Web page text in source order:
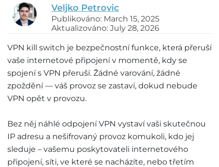
Veljko Petrovic
Publikováno: March 15, 2025
Aktualizováno: July 28, 2026
VPN kill switch je bezpečnostní funkce, která přeruší
vaše internetové připojení v momentě, kdy se
spojení s VPN přeruší. Žádné varování, žádné
zpoždění — váš provoz se zastaví, dokud nebude
VPN opět v provozu.
Bez něj náhlé odpojení VPN vystaví vaši skutečnou
IP adresu a nešifrovaný provoz komukoli, kdo jej
sleduje – vašemu poskytovateli internetového
připojení, síti, ve které se nacházíte, nebo třetím